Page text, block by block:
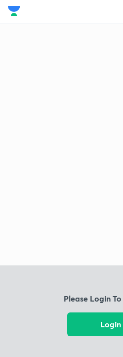
Please Login
Login